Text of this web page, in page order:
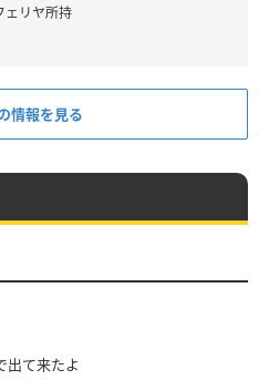
ェリヤ所持
情報を見る
出て来たよ